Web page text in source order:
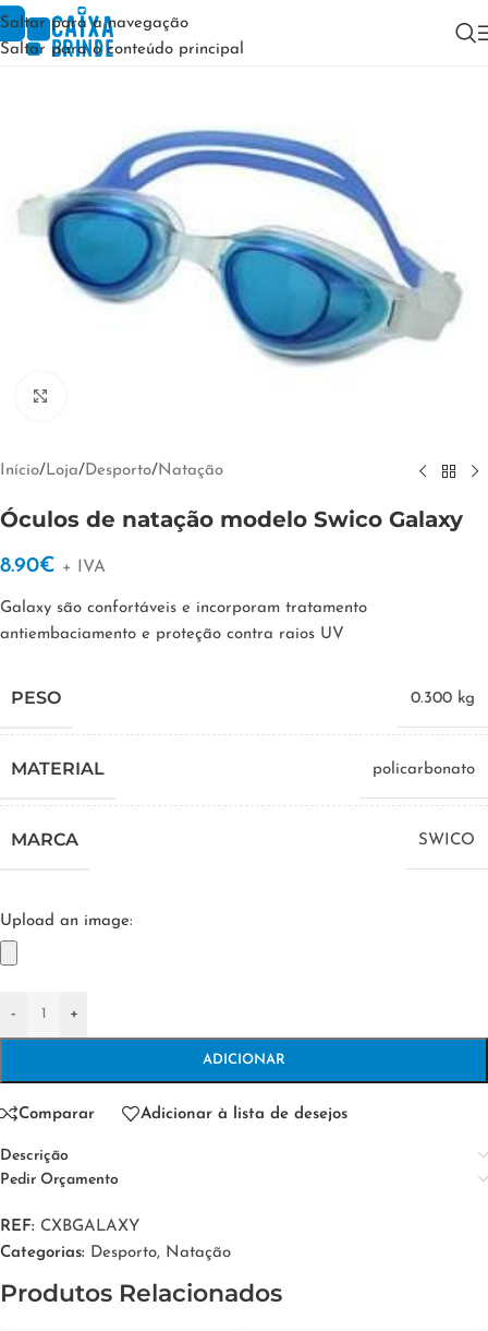
Saltar para a navegação
Saltar para o conteúdo principal
Início/Loja/Desporto/Natação
Óculos de natação modelo Swico Galaxy
8.90€ + IVA
Galaxy são confortáveis ​​e incorporam tratamento
antiembaciamento e proteção contra raios UV
PESO 0.300 kg
MATERIAL policarbonato
MARCA SWICO
Upload an image:
- +
ADICIONAR
Comparar Adicionar à lista de desejos
Descrição
Pedir Orçamento
REF: CXBGALAXY
Categorias: Desporto, Natação
Produtos Relacionados